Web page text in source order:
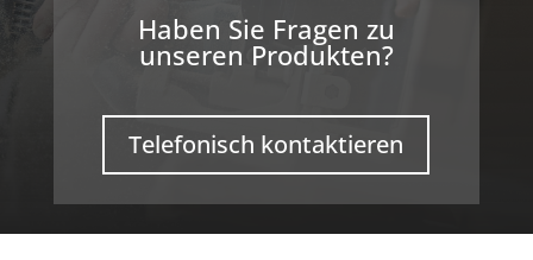
Haben Sie Fragen zu
unseren Produkten?
Telefonisch kontaktieren